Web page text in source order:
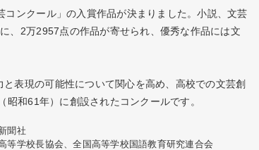
ンクール」の入賞作品が決まりました。小説、文芸
、2万2957点の作品が寄せられ、優秀な作品には文
表現の可能性について関心を高め、高校での文芸創
和61年）に創設されたコンクールです。
聞社
等学校長協会、全国高等学校国語教育研究連合会